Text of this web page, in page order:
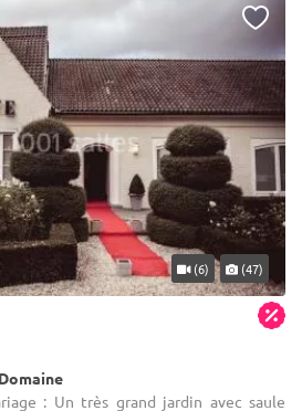
(6) (47)
: Un très grand jardin avec saule